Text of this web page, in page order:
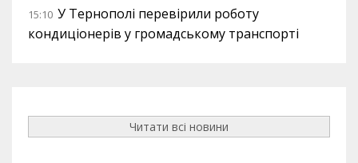
15:10 У Тернополі перевірили роботу
кондиціонерів у громадському транспорті
Читати всі новини